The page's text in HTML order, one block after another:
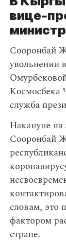
вице-
Сооронбай
увольнении
Космосбека
служба
Накануне на
Сооронбай
словам, это
фактором
стране.